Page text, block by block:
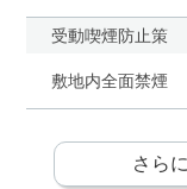
受動喫煙防止策
敷地内全面禁煙
さら